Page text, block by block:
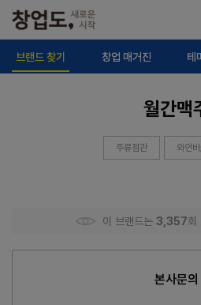
브랜드 찾기 창업 매거진 테
월간맥
주류점관 와인
이 브랜드는 3,357회
본사문의